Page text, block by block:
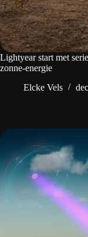
Lightyear start met
zonne-energie
Elcke Vels